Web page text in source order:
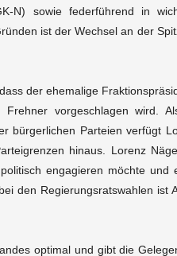
N) sowie federführend in
ist der Wechsel an der
der ehemalige
vorgeschlagen wird.
bürgerlichen Parteien verfügt
hinaus. Lorenz
engagieren möchte
den Regierungsratswahlen ist
optimal und gibt die